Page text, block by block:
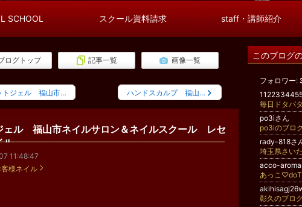
ログトップ 記事一覧 画像一覧
トジェル 福山市… ハンドスカルプ 福山…
ェル 福山市ネイルサロン＆ネイルスクール レセ
ル
11:48:47
客様ネイル
このブログ
フォロワー:
毎日ドタバ
po3iさん
po3iのブロ
rady-818さ
acco-
彰久のブロ
SCHOOL スクール資料請求 staff・講師紹介